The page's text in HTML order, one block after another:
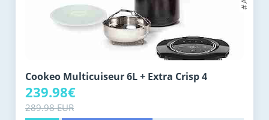
Cookeo Multicuiseur 6L + Extra Crisp 4
239.98€
289.98 EUR